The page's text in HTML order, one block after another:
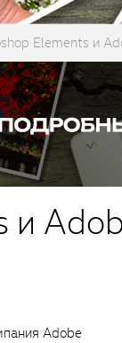
Elements и
и
Adobe